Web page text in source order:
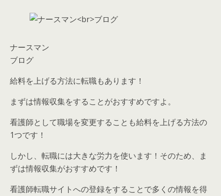
ナースマン
ブログ
給料を上げる方法に転職もあります！
まずは情報収集をすることがおすすめですよ。
看護師として職場を変更することも給料を上げる方法の
1つです！
しかし、転職には大きな労力を使います！そのため、ま
ずは情報収集がおすすめです！
看護師転職サイトへの登録をすることで多くの情報を得